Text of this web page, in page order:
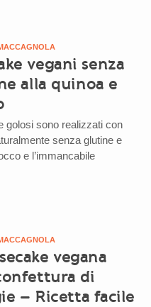
vegani senza
alla quinoa e
golosi sono realizzati con
senza glutine e
e l’immancabile
vegana
di
– Ricetta facile